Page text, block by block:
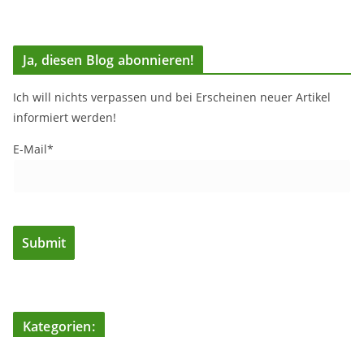
Ja, diesen Blog abonnieren!
Ich will nichts verpassen und bei Erscheinen neuer Artikel
informiert werden!
E-Mail*
Kategorien: